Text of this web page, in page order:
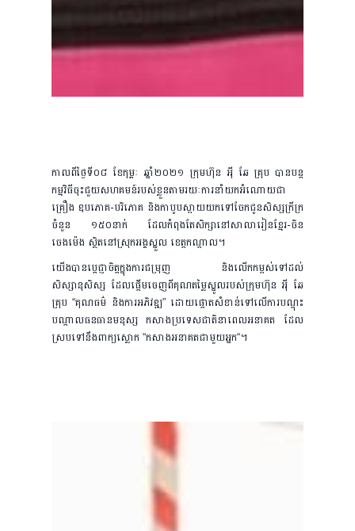
កាលពីថ្ងៃទី០៨ ខែកុម្ភៈ ឆ្នាំ២០២១ ក្រុមហ៊ុន អុី ឆែ គ្រុប បាន​បន្ត​
កម្មវិធី​ចុះ​ជួយ​សហ​គម​ន៍របស់​ខ្លួនតាមរយៈការនាំយក​អំណោយ​ជា​
គ្រឿង ឧប​ភោគ​-បរិភោគ និង​​កា​បូបស្ពាយយក​ទៅ​ចែកជូន​សិស្ស​ក្រីក្រ​
ចំនួន​ ១៥០​នាក់ ដែល​កំពុងតែ​សិក្សានៅ​សា​លា​រៀនខ្មែរ-​ចិន
ចេងម៉េង ស្ថិតនៅ​ស្រុក​អង្គ​ស្នួល ខេត្ត​កណ្តាល។
យើងបានប្តេជ្ញាចិត្តក្នុងការជម្រុញ និងលើកកម្ពស់ទៅដល់
សិស្សានុសិស្ស ដែលផ្តើមចេញពីគុណតម្លៃស្នូលរបស់ក្រុមហ៊ុន អុី ឆែ
គ្រុប “គុណធម៌ និងការអភិវឌ្ឍ” ដោយផ្តោតសំខាន់ទៅលើការបណ្តុះ
បណ្តាលធនធានមនុស្ស កសាងប្រទេសជាតិនាពេលអនាគត ដែល
ស្របទៅនឹងពាក្យស្លោក “កសាងអនាគតជាមួយអ្នក“​។